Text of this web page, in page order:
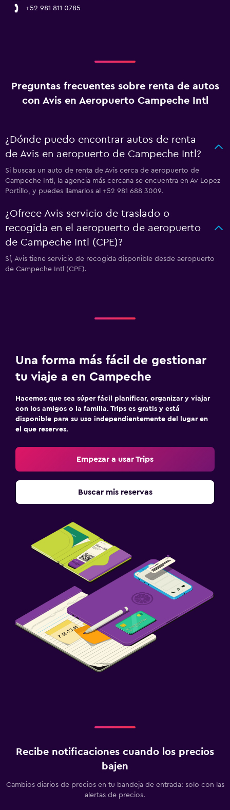
+52 981 811 0785
Preguntas frecuentes sobre renta de autos
con Avis en Aeropuerto Campeche Intl
¿Dónde puedo encontrar autos de renta
de Avis en aeropuerto de Campeche Intl?
Si buscas un auto de renta de Avis cerca de aeropuerto de
Campeche Intl, la agencia más cercana se encuentra en Av Lopez
Portillo, y puedes llamarlos al +52 981 688 3009.
¿Ofrece Avis servicio de traslado o
recogida en el aeropuerto de aeropuerto
de Campeche Intl (CPE)?
Sí, Avis tiene servicio de recogida disponible desde aeropuerto
de Campeche Intl (CPE).
Una forma más fácil de gestionar
tu viaje a en Campeche
Hacemos que sea súper fácil planificar, organizar y viajar
con los amigos o la familia. Trips es gratis y está
disponible para su uso independientemente del lugar en
el que reserves.
Empezar a usar Trips
Buscar mis reservas
Recibe notificaciones cuando los precios
bajen
Cambios diarios de precios en tu bandeja de entrada: solo con las
alertas de precios.